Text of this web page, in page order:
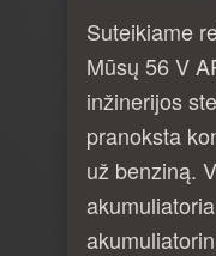
Suteikiame
Mūsų 56 V
inžinerijos
pranoksta
už benziną.